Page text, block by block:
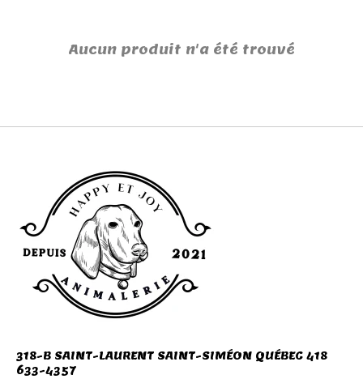
Aucun produit n'a été trouvé
318-B SAINT-LAURENT SAINT-SIMÉON QUÉBEC 418
633-4357